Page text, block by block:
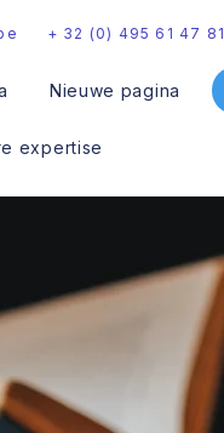
+ 32 (0) 495 61 47 81
Nieuwe pagina
expertise